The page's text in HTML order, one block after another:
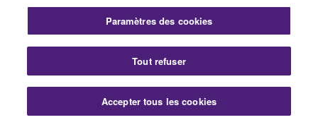
YDP-S35 Black
YDP-S35 White
YDP-S35 White Ash
Accessoires
Paramètres des cookies
Tout refuser
Accepter tous les cookies